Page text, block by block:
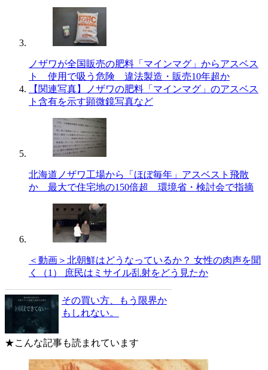
ノザワが全国販売の肥料「マインマグ」からアスベス
ト 使用で吸う危険 違法製造・販売10年超か
【関連写真】ノザワの肥料「マインマグ」のアスベス
ト含有を示す顕微鏡写真など
北海道ノザワ工場から「ほぼ毎年」アスベスト飛散
か 最大で住宅地の150倍超 環境省・検討会で指摘
＜動画＞北朝鮮はどうなっているか？ 女性の肉声を聞
く（1） 庶民はミサイル乱射をどう見たか
その買い方、もう限界か
もしれない。
★こんな記事も読まれています